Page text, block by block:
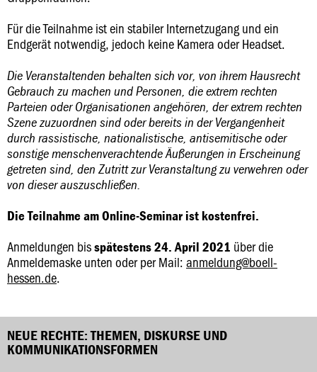
Für die Teilnahme ist ein stabiler Internetzugang und ein
Endgerät notwendig, jedoch keine Kamera oder Headset.
Die Veranstaltenden behalten sich vor, von ihrem Hausrecht
Gebrauch zu machen und Personen, die extrem rechten
Parteien oder Organisationen angehören, der extrem rechten
Szene zuzuordnen sind oder bereits in der Vergangenheit
durch rassistische, nationalistische, antisemitische oder
sonstige menschenverachtende Äußerungen in Erscheinung
getreten sind, den Zutritt zur Veranstaltung zu verwehren oder
von dieser auszuschließen.
Die Teilnahme am Online-Seminar ist kostenfrei.
Anmeldungen bisspätestens 24. April 2021 über die
Anmeldemaske unten oder per Mail: anmeldung@boell-
hessen.de.
NEUE RECHTE: THEMEN, DISKURSE UND
KOMMUNIKATIONSFORMEN